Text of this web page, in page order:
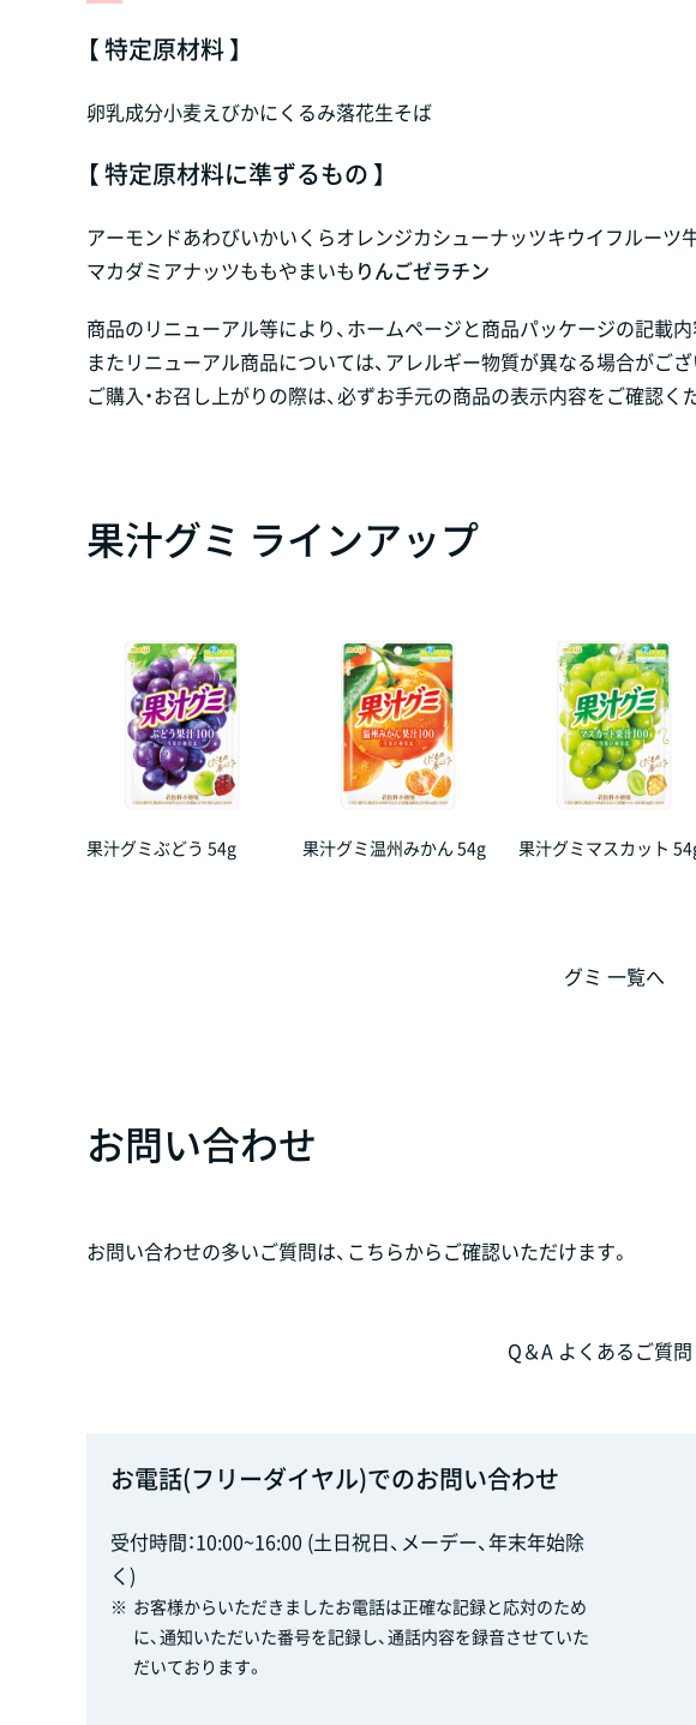
【 特定原材料 】
卵乳成分小麦えびかにくるみ落花生そば
【 特定原材料に準ずるもの 】
アーモンドあわびいかいくらオレンジカシューナッツキウイフルーツ
マカダミアナッツももやまいも りんごゼラチン
商品のリニューアル等により、ホームページと商品パッケージの記載
またリニューアル商品については、アレルギー物質が異なる場合がござ
ご購入・お召し上がりの際は、必ずお手元の商品の表示内容をご確認く
果汁グミ ラインアップ
果汁グミぶどう 54g 果汁グミ温州みかん 54g 果汁グミマスカット
グミ 一覧へ
お問い合わせ
お問い合わせの多いご質問は、こちらからご確認いただけます。
Q＆A よくあるご質問
お電話(フリーダイヤル)でのお問い合わせ
受付時間：10:00~16:00 (土日祝日、メーデー、年末年始除
く)
※ お客様からいただきましたお電話は正確な記録と応対のため
に、通知いただいた番号を記録し、通話内容を録音させていた
だいております。